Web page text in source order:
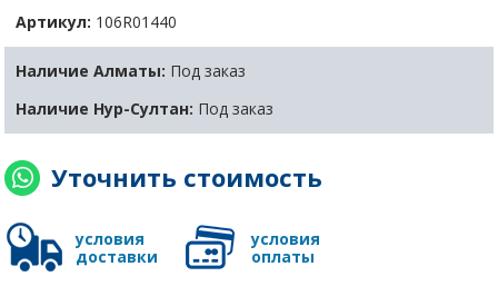
Артикул: 106R01440
Наличие Алматы: Под заказ
Наличие Нур-Султан: Под заказ
Уточнить стоимость
условия
доставки
условия
оплаты